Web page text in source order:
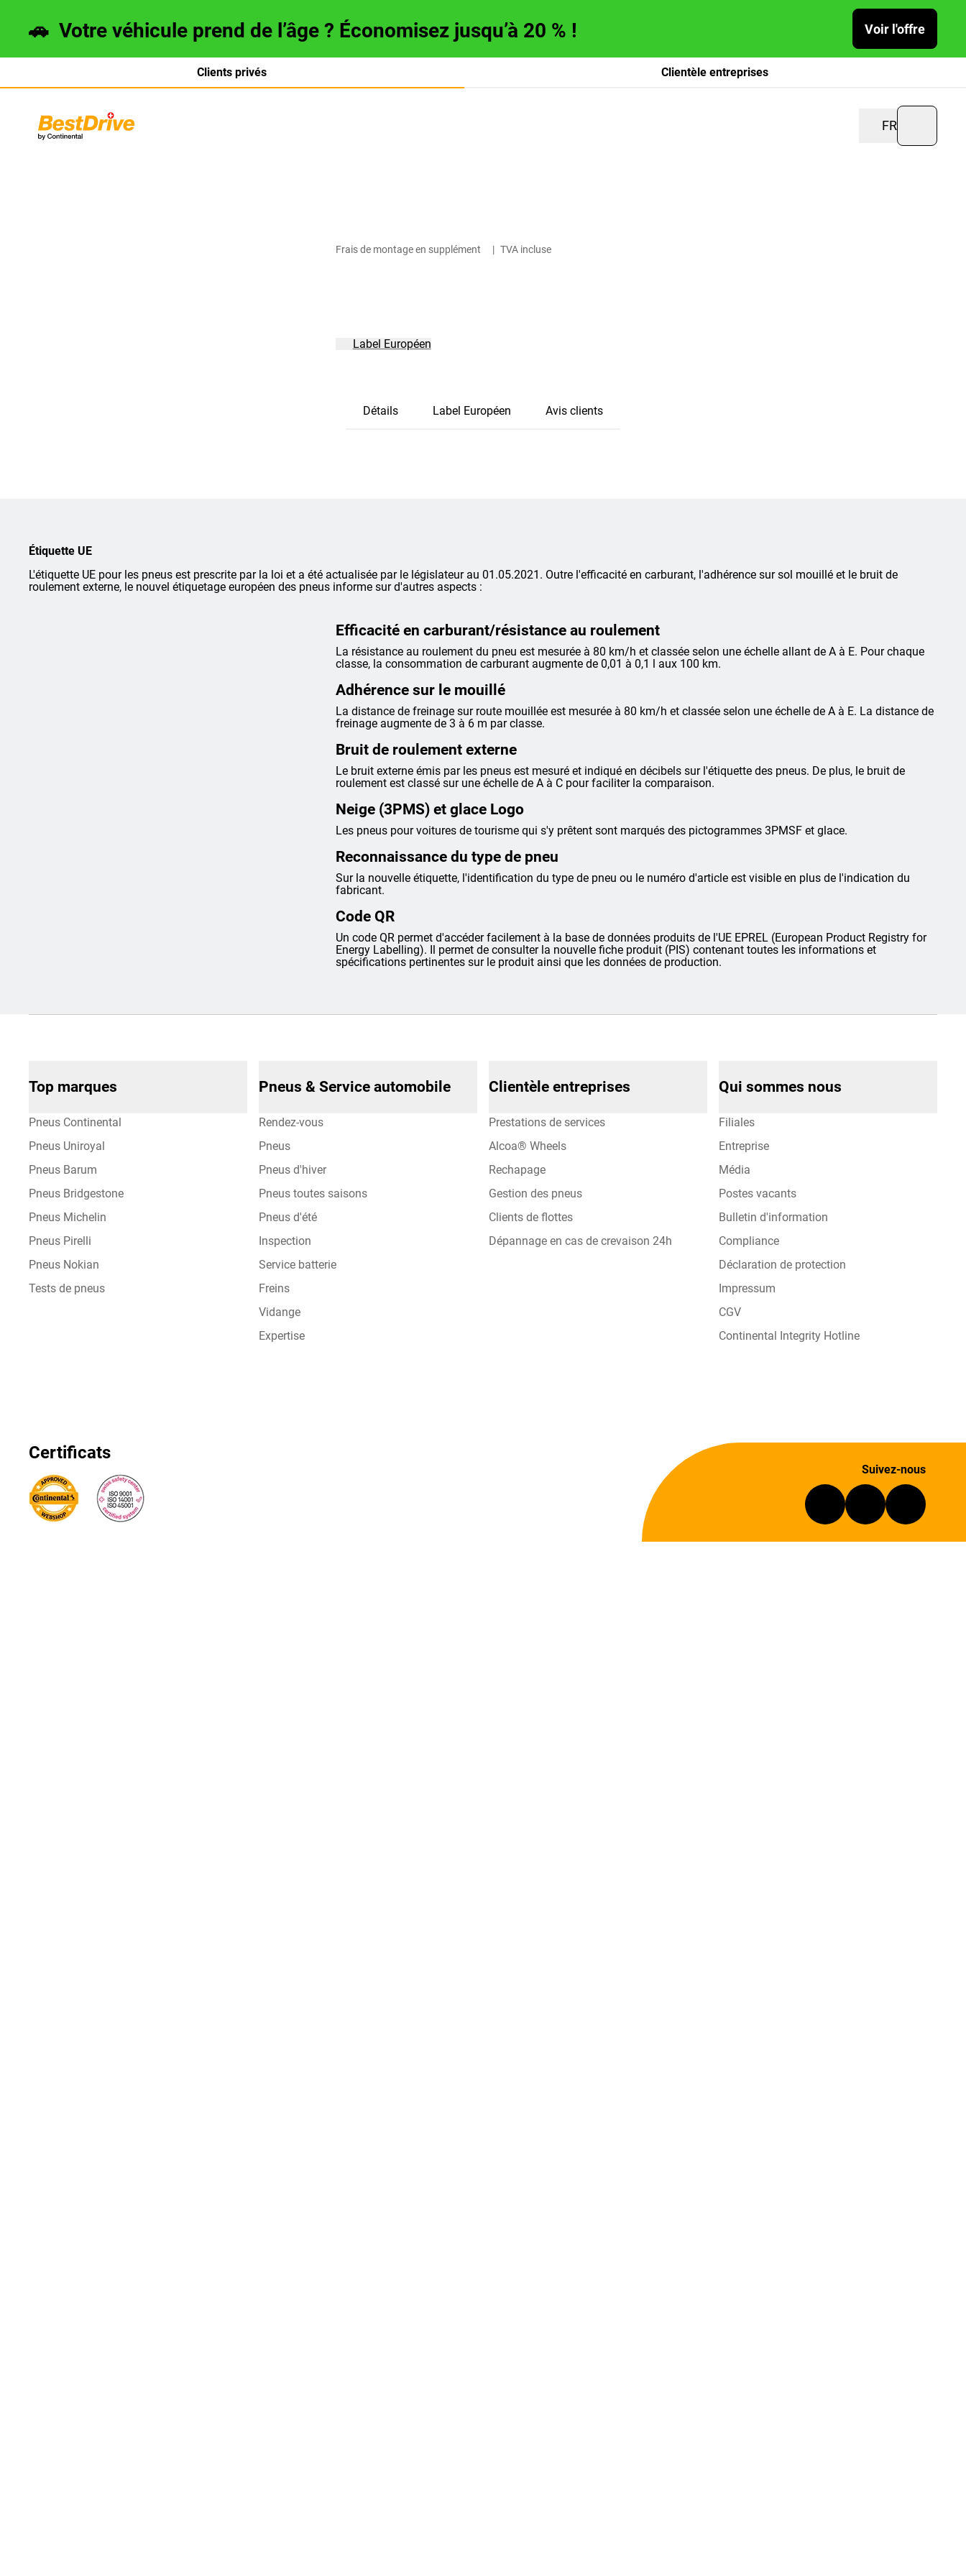
🚗 Votre véhicule prend de l’âge ? Économisez jusqu’à 20 % ! Voir l'offre
Clients privés Clientèle entreprises
FR
Deutsch
Frais de montage en supplément | TVA incluse
Label Européen
Détails Label Européen Avis clients
Étiquette UE
L'étiquette UE pour les pneus est prescrite par la loi et a été actualisée par le législateur au 01.05.2021. Outre l'efficacité en carburant, l'adhérence sur sol mouillé et le bruit de
roulement externe, le nouvel étiquetage européen des pneus informe sur d'autres aspects :
Efficacité en carburant/résistance au roulement
La résistance au roulement du pneu est mesurée à 80 km/h et classée selon une échelle allant de A à E. Pour chaque
classe, la consommation de carburant augmente de 0,01 à 0,1 l aux 100 km.
Adhérence sur le mouillé
La distance de freinage sur route mouillée est mesurée à 80 km/h et classée selon une échelle de A à E. La distance de
freinage augmente de 3 à 6 m par classe.
Bruit de roulement externe
Le bruit externe émis par les pneus est mesuré et indiqué en décibels sur l'étiquette des pneus. De plus, le bruit de
roulement est classé sur une échelle de A à C pour faciliter la comparaison.
Neige (3PMS) et glace Logo
Les pneus pour voitures de tourisme qui s'y prêtent sont marqués des pictogrammes 3PMSF et glace.
Reconnaissance du type de pneu
Sur la nouvelle étiquette, l'identification du type de pneu ou le numéro d'article est visible en plus de l'indication du
fabricant.
Code QR
Un code QR permet d'accéder facilement à la base de données produits de l'UE EPREL (European Product Registry for
Energy Labelling). Il permet de consulter la nouvelle fiche produit (PIS) contenant toutes les informations et
spécifications pertinentes sur le produit ainsi que les données de production.
Top marques
Pneus Continental
Pneus Uniroyal
Pneus Barum
Pneus Bridgestone
Pneus Michelin
Pneus Pirelli
Pneus Nokian
Tests de pneus
Pneus & Service automobile
Rendez-vous
Pneus
Pneus d'hiver
Pneus toutes saisons
Pneus d'été
Inspection
Service batterie
Freins
Vidange
Expertise
Clientèle entreprises
Prestations de services
Alcoa® Wheels
Rechapage
Gestion des pneus
Clients de flottes
Dépannage en cas de crevaison 24h
Qui sommes nous
Filiales
Entreprise
Média
Postes vacants
Bulletin d'information
Compliance
Déclaration de protection
Impressum
CGV
Continental Integrity Hotline
Certificats
Suivez-nous